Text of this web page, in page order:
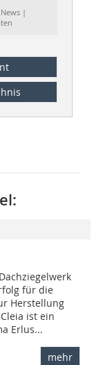
|
für die
Herstellung
ist ein
Erlus...
mehr